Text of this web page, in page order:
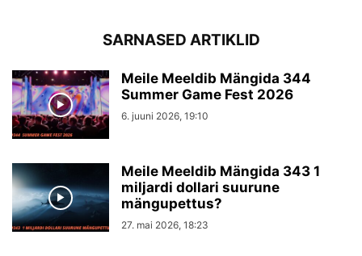
SARNASED ARTIKLID
Meile Meeldib Mängida 344
Summer Game Fest 2026
6. juuni 2026, 19:10
Meile Meeldib Mängida 343 1
miljardi dollari suurune
mängupettus?
27. mai 2026, 18:23